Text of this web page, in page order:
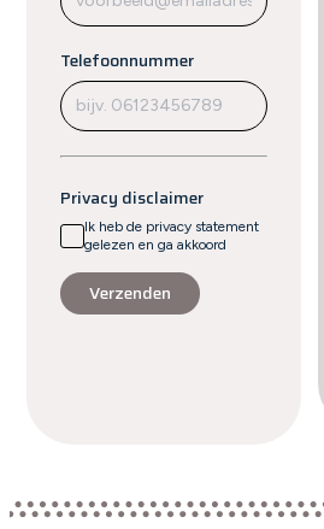
Telefoonnummer
Privacy disclaimer
Ik heb de privacy statement
gelezen en ga akkoord
Verzenden